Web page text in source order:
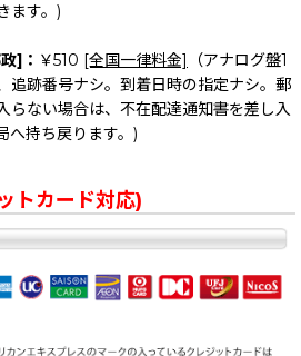
ます。)
]： ￥510 [全国一律料金]
（アナログ盤1
追跡番号ナシ。到着日時の指定ナシ。郵
らない場合は、不在配達通知書を差し入
へ持ち戻ります。)
トカード対応)